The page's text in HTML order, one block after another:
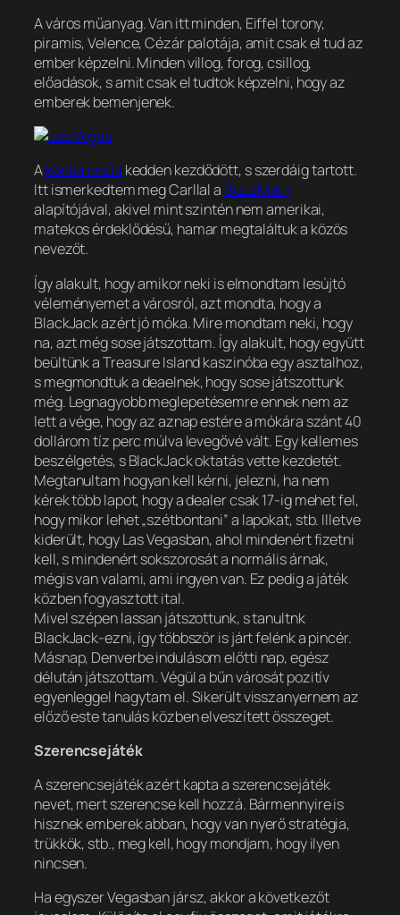
A város műanyag. Van itt minden, Eiffel torony,
piramis, Velence, Cézár palotája, amit csak el tud az
ember képzelni. Minden villog, forog, csillog,
előadások, s amit csak el tudtok képzelni, hogy az
emberek bemenjenek.
Akonferencia kedden kezdődött, s szerdáig tartott.
Itt ismerkedtem meg Carllal a BuzzMath
alapítójával, akivel mint szintén nem amerikai,
matekos érdeklődésű, hamar megtaláltuk a közös
nevezőt.
Így alakult, hogy amikor neki is elmondtam lesújtó
véleményemet a városról, azt mondta, hogy a
BlackJack azért jó móka. Mire mondtam neki, hogy
na, azt még sose játszottam. Így alakult, hogy együtt
beültünk a Treasure Island kaszinóba egy asztalhoz,
s megmondtuk a deaelnek, hogy sose játszottunk
még. Legnagyobb meglepetésemre ennek nem az
lett a vége, hogy az aznap estére a mókára szánt 40
dollárom tíz perc múlva levegővé vált. Egy kellemes
beszélgetés, s BlackJack oktatás vette kezdetét.
Megtanultam hogyan kell kérni, jelezni, ha nem
kérek több lapot, hogy a dealer csak 17-ig mehet fel,
hogy mikor lehet „szétbontani” a lapokat, stb. Illetve
kiderült, hogy Las Vegasban, ahol mindenért fizetni
kell, s mindenért sokszorosát a normális árnak,
mégis van valami, ami ingyen van. Ez pedig a játék
közben fogyasztott ital.
Mivel szépen lassan játszottunk, s tanultnk
BlackJack-ezni, így többször is járt felénk a pincér.
Másnap, Denverbe indulásom előtti nap, egész
délután játszottam. Végül a bűn városát pozitív
egyenleggel hagytam el. Sikerült visszanyernem az
előző este tanulás közben elveszített összeget.
Szerencsejáték
A szerencsejáték azért kapta a szerencsejáték
nevet, mert szerencse kell hozzá. Bármennyire is
hisznek emberek abban, hogy van nyerő stratégia,
trükkök, stb., meg kell, hogy mondjam, hogy ilyen
nincsen.
Ha egyszer Vegasban jársz, akkor a következőt